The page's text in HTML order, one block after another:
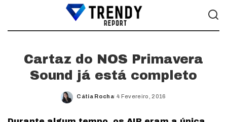
Cartaz do NOS Primavera
Sound já está completo
Posted
Cátia Rocha 4 Fevereiro, 2016